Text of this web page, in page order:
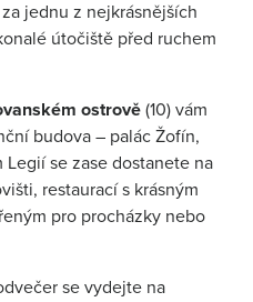
jednu z nejkrásnějších
útočiště před ruchem
ostrově(10) vám
budova – palác Žofín,
se zase dostanete na
restaurací s krásným
pro procházky nebo
se vydejte na